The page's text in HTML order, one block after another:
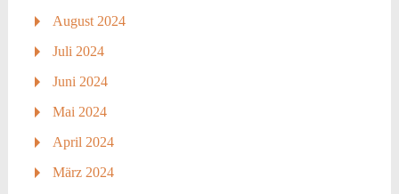
August 2024
Juli 2024
Juni 2024
Mai 2024
April 2024
März 2024